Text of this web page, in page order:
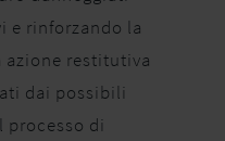
e rinforzando la
azione restitutiva
dai possibili
di